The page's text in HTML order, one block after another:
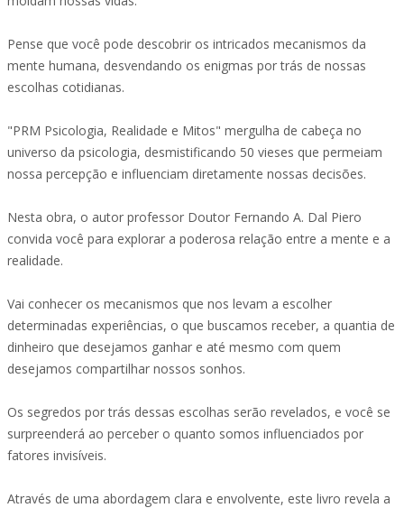
Pense que você pode descobrir os intricados mecanismos da
mente humana, desvendando os enigmas por trás de nossas
escolhas cotidianas.
"PRM Psicologia, Realidade e Mitos" mergulha de cabeça no
universo da psicologia, desmistificando 50 vieses que permeiam
nossa percepção e influenciam diretamente nossas decisões.
Nesta obra, o autor professor Doutor Fernando A. Dal Piero
convida você para explorar a poderosa relação entre a mente e a
realidade.
Vai conhecer os mecanismos que nos levam a escolher
determinadas experiências, o que buscamos receber, a quantia de
dinheiro que desejamos ganhar e até mesmo com quem
desejamos compartilhar nossos sonhos.
Os segredos por trás dessas escolhas serão revelados, e você se
surpreenderá ao perceber o quanto somos influenciados por
fatores invisíveis.
Através de uma abordagem clara e envolvente, este livro revela a